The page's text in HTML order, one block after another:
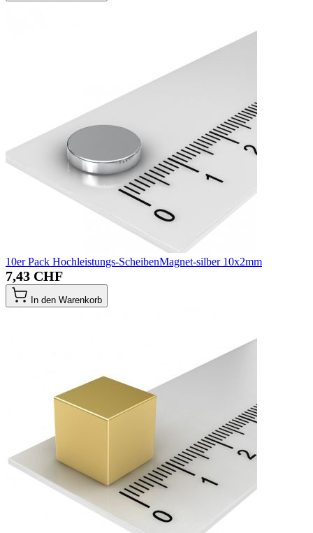
10er Pack Hochleistungs-ScheibenMagnet-silber 10x2mm
7,43 CHF
In den Warenkorb